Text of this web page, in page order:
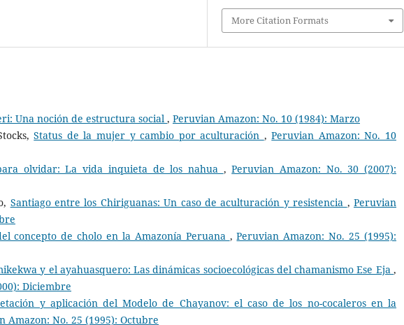
More Citation Formats
Una noción de estructura social , Peruvian Amazon: No. 10 (1984): Marzo
Status de la mujer y cambio por aculturación ,Peruvian Amazon: No. 10
olvidar: La vida inquieta de los nahua ,Peruvian Amazon: No. 30 (2007):
Santiago entre los Chiriguanas: Un caso de aculturación y resistencia ,Peruvian
concepto de cholo en la Amazonía Peruana ,Peruvian Amazon: No. 25 (1995):
y el ayahuasquero: Las dinámicas socioecológicas del chamanismo Ese Eja,
Diciembre
y aplicación del Modelo de Chayanov: el caso de los no-cocaleros en la
Amazon: No. 25 (1995): Octubre